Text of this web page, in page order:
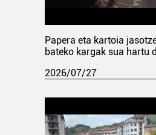
Papera eta kartoia
bateko kargak sua hartu
2026/07/27